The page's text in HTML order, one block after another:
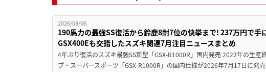
2026/08/06
190馬力の最強SS復活から鈴鹿8耐7位の快挙まで! 237万円で手
GSX400Eも交錯したスズキ関連7月注目ニュースまとめ
4年ぶり復活のスズキ最強SS新型「GSX-R1000R」国内発売 2022年の生産
プ・スーパースポーツ「GSX-R1000R」の国内仕様が2026年7月17日に発